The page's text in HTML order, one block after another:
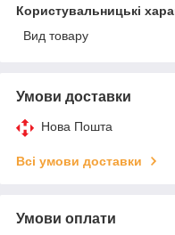
Користувальницькі
Вид товару
Умови доставки
Нова Пошта
Всі умови доставки
Умови оплати